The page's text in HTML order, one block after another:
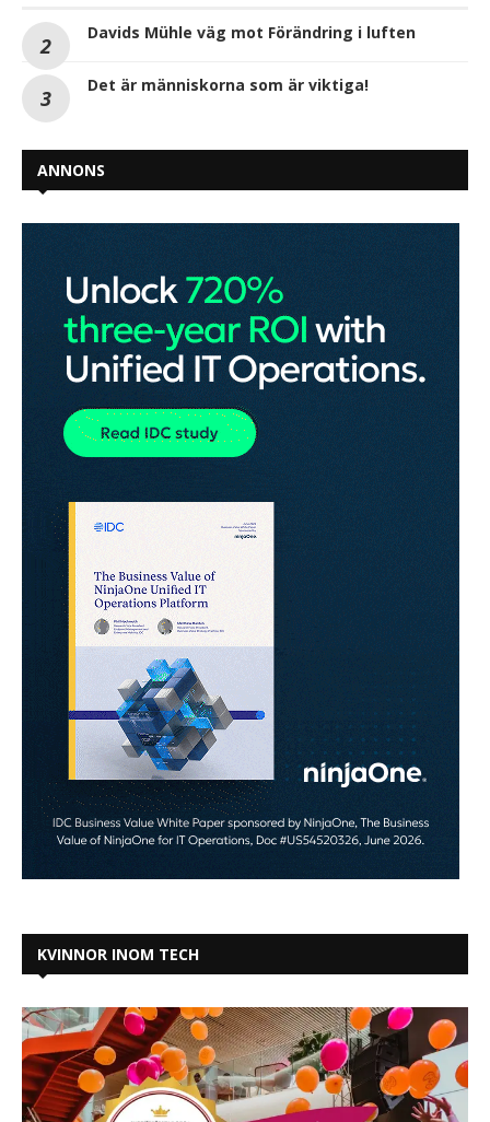
Davids Mühle väg mot Förändring i luften
Det är människorna som är viktiga!
ANNONS
KVINNOR INOM TECH